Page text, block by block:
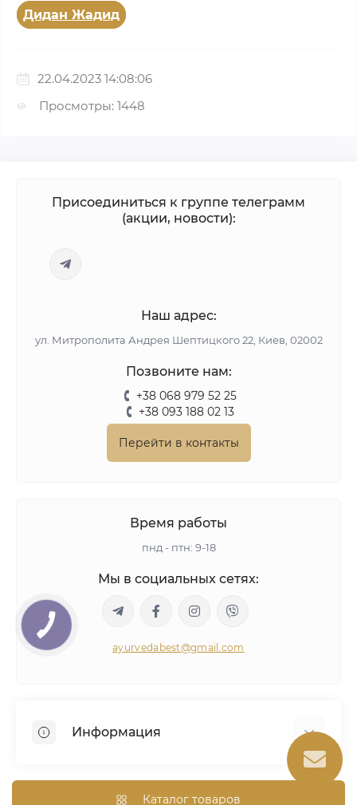
Дидан Жадид
22.04.2023 14:08:06
Просмотры: 1448
Присоединиться к группе телеграмм
(акции, новости):
Наш адрес:
ул. Митрополита Андрея Шептицкого 22, Киев, 02002
Позвоните нам:
+38 068 979 52 25
+38 093 188 02 13
Перейти в контакты
Время работы
пнд - птн: 9-18
Мы в социальных сетях:
ayurvedabest@gmail.com
Информация
Аюрведическая консультация
Каталог товаров
КНОПКА
СВЯЗИ